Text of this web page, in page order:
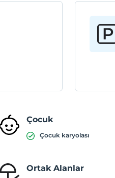
Çocuk
Çocuk karyolası
Ortak Alanlar